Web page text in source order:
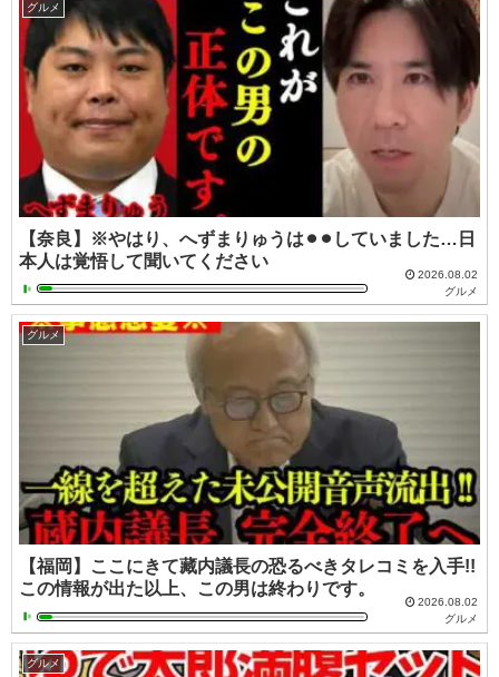
グルメ
【奈良】※やはり、へずまりゅうは⚫︎⚫︎していました…日
本人は覚悟して聞いてください
2026.08.02
グルメ
グルメ
【福岡】ここにきて藏内議長の恐るべきタレコミを入手!!
この情報が出た以上、この男は終わりです。
2026.08.02
グルメ
グルメ